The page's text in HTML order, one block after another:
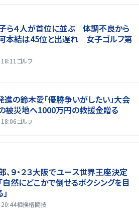
ら４人が首位に並ぶ 体調不良から
本結は45位と出遅れ 女子ゴルフ第
ゴルフ
進の鈴木愛「優勝争いがしたい」大会
被災地へ1000万円の救援金贈る
ゴルフ
、９・２３大阪でユース世界王座決定
然にどこかで倒せるボクシングを目
相撲格闘技